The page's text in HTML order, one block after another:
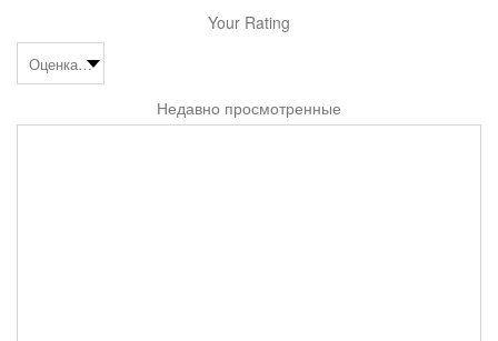
Your Rating
Недавно просмотренные